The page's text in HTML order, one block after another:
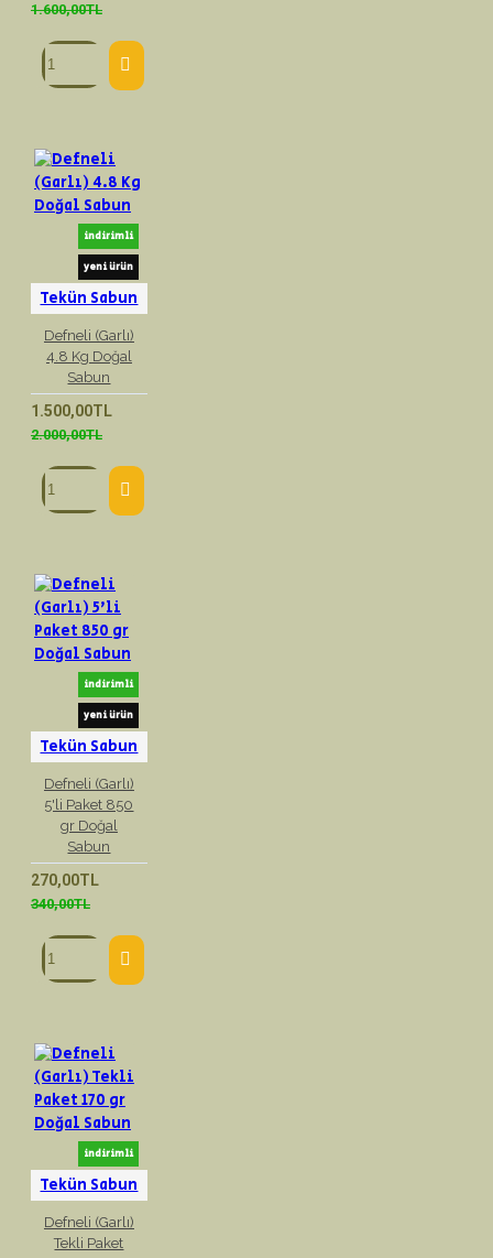
1.600,00TL
indirimli
yeni ürün
Tekün Sabun
Defneli (Garlı)
4.8 Kg Doğal
Sabun
1.500,00TL
2.000,00TL
indirimli
yeni ürün
Tekün Sabun
Defneli (Garlı)
5'li Paket 850
gr Doğal
Sabun
270,00TL
340,00TL
indirimli
Tekün Sabun
Defneli (Garlı)
Tekli Paket